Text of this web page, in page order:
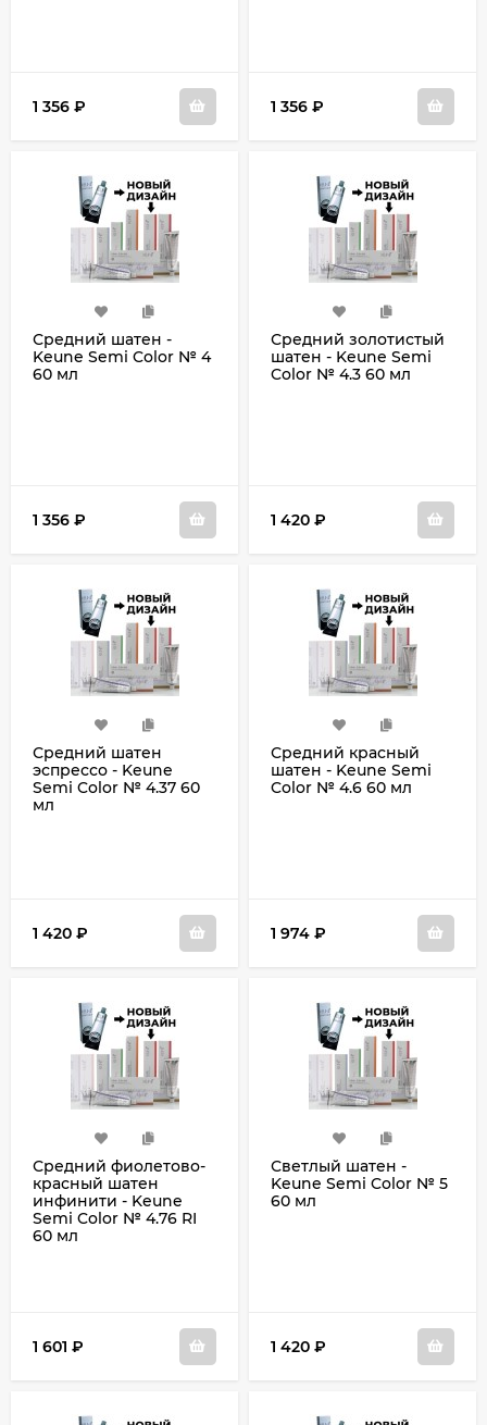
1 356 ₽ 1 356 ₽
Средний шатен -
Keune Semi Color № 4
60 мл
1 356 ₽
Средний золотистый
шатен - Keune Semi
Color № 4.3 60 мл
1 420 ₽
Средний шатен
эспрессо - Keune
Semi Color № 4.37 60
мл
1 420 ₽
Средний красный
шатен - Keune Semi
Color № 4.6 60 мл
1 974 ₽
Средний фиолетово-
красный шатен
инфинити - Keune
Semi Color № 4.76 RI
60 мл
1 601 ₽
Светлый шатен -
Keune Semi Color № 5
60 мл
1 420 ₽